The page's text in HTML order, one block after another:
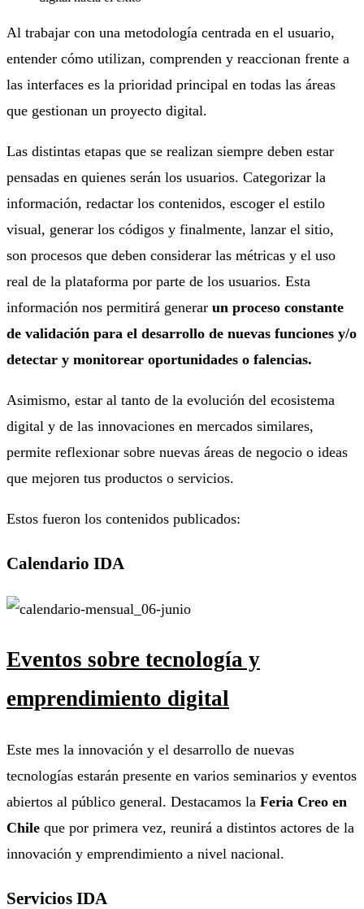
Al trabajar con una metodología centrada en el usuario,
entender cómo utilizan, comprenden y reaccionan frente a
las interfaces es la prioridad principal en todas las áreas
que gestionan un proyecto digital.
Las distintas etapas que se realizan siempre deben estar
pensadas en quienes serán los usuarios. Categorizar la
información, redactar los contenidos, escoger el estilo
visual, generar los códigos y finalmente, lanzar el sitio,
son procesos que deben considerar las métricas y el uso
real de la plataforma por parte de los usuarios. Esta
información nos permitirá generar un proceso constante
de validación para el desarrollo de nuevas funciones y/o
detectar y monitorear oportunidades o falencias.
Asimismo, estar al tanto de la evolución del ecosistema
digital y de las innovaciones en mercados similares,
permite reflexionar sobre nuevas áreas de negocio o ideas
que mejoren tus productos o servicios.
Estos fueron los contenidos publicados:
Calendario IDA
Eventos sobre tecnología y
emprendimiento digital
Este mes la innovación y el desarrollo de nuevas
tecnologías estarán presente en varios seminarios y eventos
abiertos al público general. Destacamos la Feria Creo en
Chile que por primera vez, reunirá a distintos actores de la
innovación y emprendimiento a nivel nacional.
Servicios IDA